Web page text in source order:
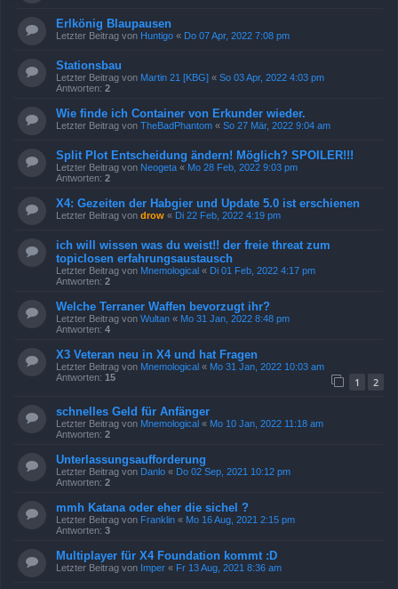
Erlkönig Blaupausen
Letzter Beitrag von Huntigo « Do 07 Apr, 2022 7:08 pm
Stationsbau
Letzter Beitrag von Martin 21 [KBG] « So 03 Apr, 2022 4:03 pm
Antworten: 2
Wie finde ich Container von Erkunder wieder.
Letzter Beitrag von TheBadPhantom « So 27 Mär, 2022 9:04 am
Split Plot Entscheidung ändern! Möglich? SPOILER!!!
Letzter Beitrag von Neogeta « Mo 28 Feb, 2022 9:03 pm
Antworten: 2
X4: Gezeiten der Habgier und Update 5.0 ist erschienen
Letzter Beitrag von drow « Di 22 Feb, 2022 4:19 pm
ich will wissen was du weist!! der freie threat zum
topiclosen erfahrungsaustausch
Letzter Beitrag von Mnemological « Di 01 Feb, 2022 4:17 pm
Antworten: 2
Welche Terraner Waffen bevorzugt ihr?
Letzter Beitrag von Wultan « Mo 31 Jan, 2022 8:48 pm
Antworten: 4
X3 Veteran neu in X4 und hat Fragen
Letzter Beitrag von Mnemological « Mo 31 Jan, 2022 10:03 am
Antworten: 15 1 2
schnelles Geld für Anfänger
Letzter Beitrag von Mnemological « Mo 10 Jan, 2022 11:18 am
Antworten: 2
Unterlassungsaufforderung
Letzter Beitrag von Danlo « Do 02 Sep, 2021 10:12 pm
Antworten: 2
mmh Katana oder eher die sichel ?
Letzter Beitrag von Franklin « Mo 16 Aug, 2021 2:15 pm
Antworten: 3
Multiplayer für X4 Foundation kommt :D
Letzter Beitrag von Imper « Fr 13 Aug, 2021 8:36 am